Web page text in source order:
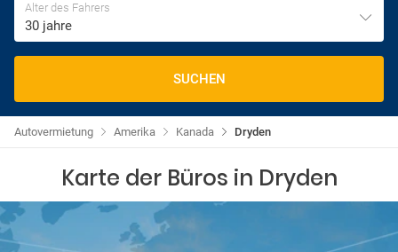
Alter des Fahrers
30 jahre
SUCHEN
Dryden
Kanada
Amerika
Autovermietung
Karte der Büros in Dryden